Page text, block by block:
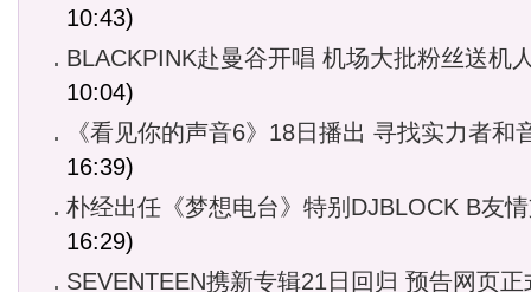
10:43)
BLACKPINK赴曼谷开唱 机场大批粉丝送机
10:04)
《看见你的声音6》18日播出 寻找实力者和
16:39)
朴经出任《梦想电台》特别DJBLOCK B友
16:29)
SEVENTEEN携新专辑21日回归 预告网页正